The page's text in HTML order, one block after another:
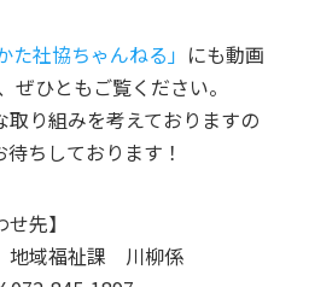
社協ちゃんねる」 にも動画
ぜひともご覧ください。
り組みを考えておりますの
ちしております！
先】
地域福祉課 川柳係